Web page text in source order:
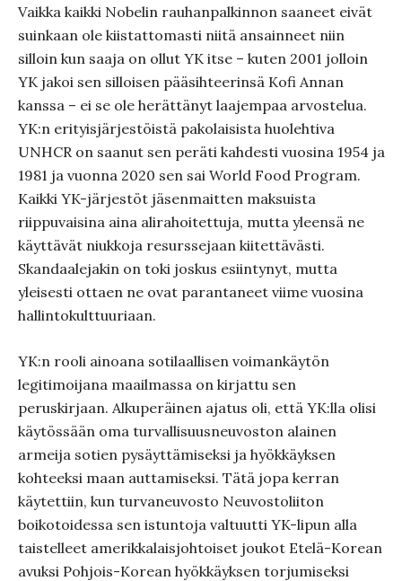
Vaikka kaikki Nobelin rauhanpalkinnon saaneet eivät
suinkaan ole kiistattomasti niitä ansainneet niin
silloin kun saaja on ollut YK itse – kuten 2001 jolloin
YK jakoi sen silloisen pääsihteerinsä Kofi Annan
kanssa – ei se ole herättänyt laajempaa arvostelua.
YK:n erityisjärjestöistä pakolaisista huolehtiva
UNHCR on saanut sen peräti kahdesti vuosina 1954 ja
1981 ja vuonna 2020 sen sai World Food Program.
Kaikki YK-järjestöt jäsenmaitten maksuista
riippuvaisina aina alirahoitettuja, mutta yleensä ne
käyttävät niukkoja resurssejaan kiitettävästi.
Skandaalejakin on toki joskus esiintynyt, mutta
yleisesti ottaen ne ovat parantaneet viime vuosina
hallintokulttuuriaan.
YK:n rooli ainoana sotilaallisen voimankäytön
legitimoijana maailmassa on kirjattu sen
peruskirjaan. Alkuperäinen ajatus oli, että YK:lla olisi
käytössään oma turvallisuusneuvoston alainen
armeija sotien pysäyttämiseksi ja hyökkäyksen
kohteeksi maan auttamiseksi. Tätä jopa kerran
käytettiin, kun turvaneuvosto Neuvostoliiton
boikotoidessa sen istuntoja valtuutti YK-lipun alla
taistelleet amerikkalaisjohtoiset joukot Etelä-Korean
avuksi Pohjois-Korean hyökkäyksen torjumiseksi